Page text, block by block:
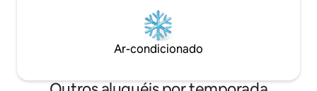
e junto de bons restaurantes , de cafés
com bom ambiente , a pequena aldeia
tem supermercado e farmácia para sua
e cozinha, totalmente privativa e acesso
Ar-condicionado